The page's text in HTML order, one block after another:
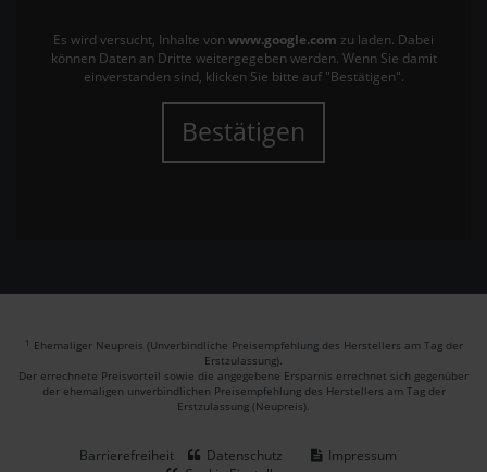
Es wird versucht, Inhalte von www.google.com zu laden. Dabei
können Daten an Dritte weitergegeben werden. Wenn Sie damit
einverstanden sind, klicken Sie bitte auf "Bestätigen".
Bestätigen
1 Ehemaliger Neupreis (Unverbindliche Preisempfehlung des Herstellers am Tag der
Erstzulassung).
Der errechnete Preisvorteil sowie die angegebene Ersparnis errechnet sich gegenüber
der ehemaligen unverbindlichen Preisempfehlung des Herstellers am Tag der
Erstzulassung (Neupreis).
Barrierefreiheit Datenschutz
Impressum